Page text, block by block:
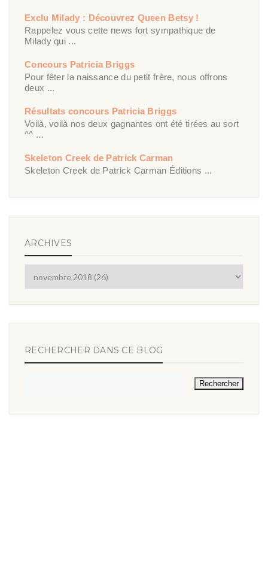
Exclu Milady : Découvrez Queen Betsy !
Rappelez vous cette news fort sympathique de
Milady qui ...
Concours Patricia Briggs
Pour fêter la naissance du petit frère, nous offrons
deux ...
Résultats concours Patricia Briggs
Voilà, voilà nos deux gagnantes ont été tirées au sort
^^ ...
Skeleton Creek de Patrick Carman
Skeleton Creek de Patrick Carman Éditions ...
ARCHIVES
RECHERCHER DANS CE BLOG